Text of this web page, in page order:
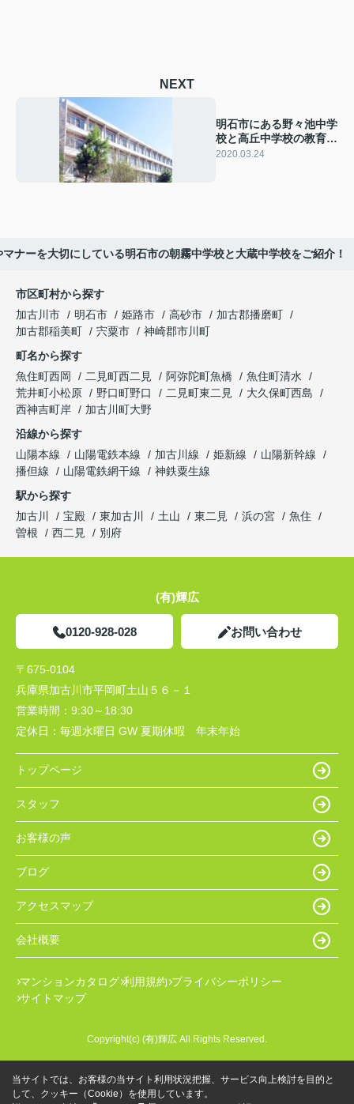
NEXT
明石市にある野々池中学
校と高丘中学校の教育方
針をご紹介！
2020.03.24
ナーを大切にしている明石市の朝霧中学校と大蔵中学校をご紹介！
市区町村から探す
加古川市
明石市 姫路市 高砂市
加古郡播磨町
加古郡稲美町
宍粟市
神崎郡市川町
町名から探す
魚住町西岡
二見町西二見 阿弥陀町魚橋
魚住町清水
荒井町小松原
野口町野口 二見町東二見
大久保町西島
西神吉町岸
加古川町大野
沿線から探す
山陽本線
山陽電鉄本線 加古川線 姫新線
山陽新幹線
播但線
山陽電鉄網干線
神鉄粟生線
駅から探す
加古川
宝殿 東加古川 土山 東二見 浜の宮
魚住
曽根
西二見 別府
(有)輝広
0120-928-028 お問い合わせ
〒675-0104
兵庫県加古川市平岡町土山５６－１
営業時間： 9:30～18:30
定休日： 毎週水曜日 GW 夏期休暇 年末年始
トップページ
スタッフ
お客様の声
ブログ
アクセスマップ
会社概要
マンションカタログ 利用規約 プライバシーポリシー
サイトマップ
Copyright(c) (有)輝広 All Rights Reserved.
当サイトでは、お客様の当サイト利用状況把握、サービス向上検討を目的と
して、クッキー（Cookie）を使用しています。